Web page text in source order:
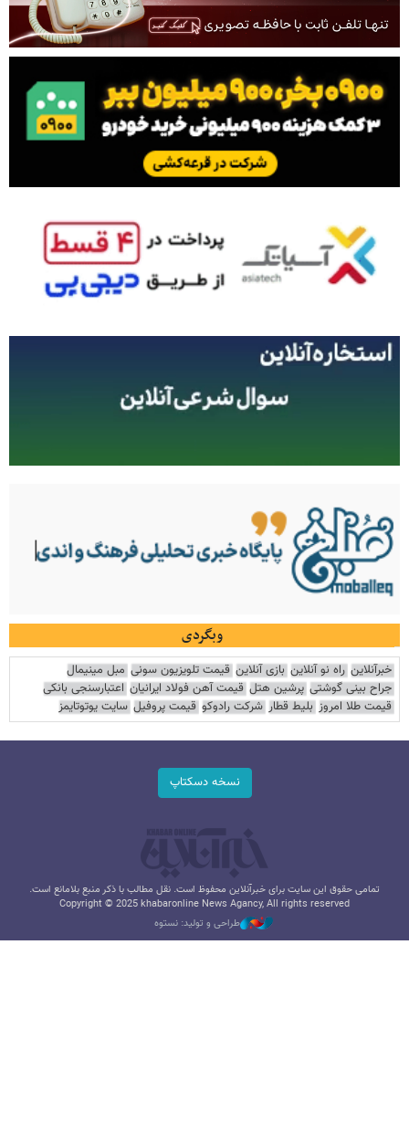
وبگردی
خبرآنلاین راه نو آنلاین بازی آنلاین قیمت تلویزیون سونی مبل مینیمال
جراح بینی گوشتی پرشین هتل قیمت آهن فولاد ایرانیان اعتبارسنجی بانکی
قیمت طلا امروز بلیط قطار شرکت رادوکو قیمت پروفیل سایت یوتوتایمز
نسخه دسکتاپ
تمامی حقوق این سایت برای خبرآنلاین محفوظ است. نقل مطالب با ذکر منبع بلامانع است.
Copyright © 2025 khabaronline News Agancy, All rights reserved
طراحی و تولید: نستوه